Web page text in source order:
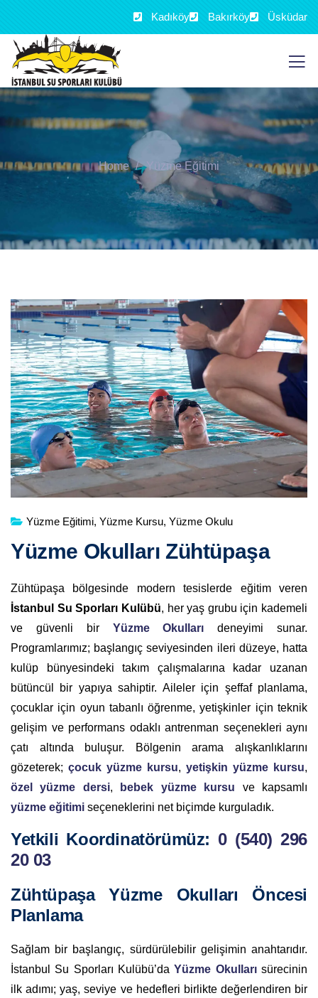
Kadıköy Bakırköy Üsküdar
Home Yüzme Eğitimi
Yüzme Eğitimi, Yüzme Kursu, Yüzme Okulu
Yüzme Okulları Zühtüpaşa
Zühtüpaşa bölgesinde modern tesislerde eğitim veren
İstanbul Su Sporları Kulübü, her yaş grubu için kademeli
ve güvenli bir Yüzme Okulları deneyimi sunar.
Programlarımız; başlangıç seviyesinden ileri düzeye, hatta
kulüp bünyesindeki takım çalışmalarına kadar uzanan
bütüncül bir yapıya sahiptir. Aileler için şeffaf planlama,
çocuklar için oyun tabanlı öğrenme, yetişkinler için teknik
gelişim ve performans odaklı antrenman seçenekleri aynı
çatı altında buluşur. Bölgenin arama alışkanlıklarını
gözeterek; çocuk yüzme kursu, yetişkin yüzme kursu,
özel yüzme dersi, bebek yüzme kursu ve kapsamlı
yüzme eğitimi seçeneklerini net biçimde kurguladık.
Yetkili Koordinatörümüz: 0 (540) 296
20 03
Zühtüpaşa Yüzme Okulları Öncesi
Planlama
Sağlam bir başlangıç, sürdürülebilir gelişimin anahtarıdır.
İstanbul Su Sporları Kulübü’daYüzme Okullarısürecinin
ilk adımı; yaş, seviye ve hedefleri birlikte değerlendiren bir